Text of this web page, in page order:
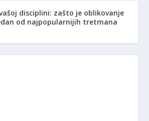
disciplini: zašto je oblikovanje
od najpopularnijih tretmana